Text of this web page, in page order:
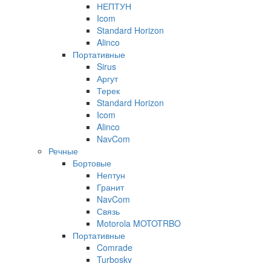
НЕПТУН
Icom
Standard Horizon
Alinco
Портативные
Sirus
Аргут
Терек
Standard Horizon
Icom
Alinco
NavCom
Речные
Бортовые
Нептун
Гранит
NavCom
Связь
Motorola MOTOTRBO
Портативные
Comrade
Turbosky